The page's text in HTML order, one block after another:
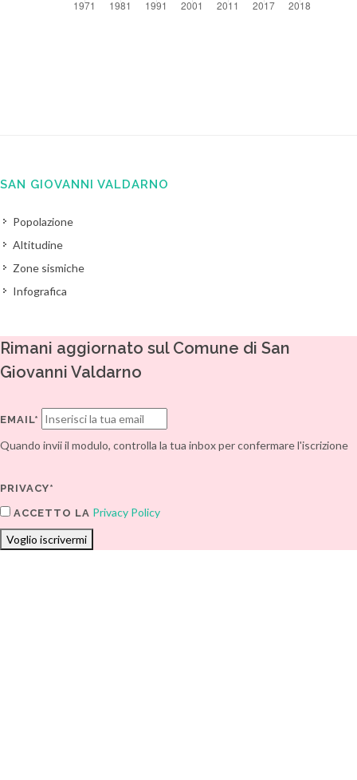
SAN GIOVANNI VALDARNO
Popolazione
Altitudine
Zone sismiche
Infografica
Rimani aggiornato sul Comune di San
Giovanni Valdarno
EMAIL*
Quando invii il modulo, controlla la tua inbox per confermare l'iscrizione
PRIVACY*
ACCETTO LA Privacy Policy
Voglio iscrivermi